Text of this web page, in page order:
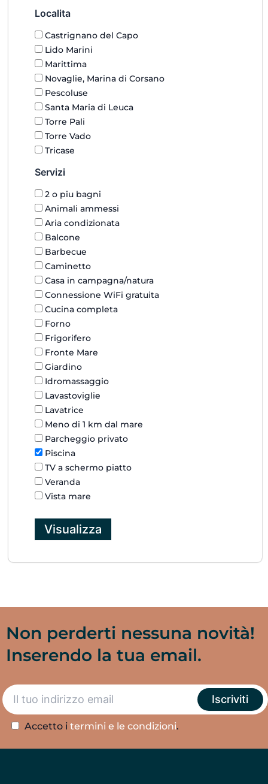
Localita
Castrignano del Capo
Lido Marini
Marittima
Novaglie, Marina di Corsano
Pescoluse
Santa Maria di Leuca
Torre Pali
Torre Vado
Tricase
Servizi
2 o piu bagni
Animali ammessi
Aria condizionata
Balcone
Barbecue
Caminetto
Casa in campagna/natura
Connessione WiFi gratuita
Cucina completa
Forno
Frigorifero
Fronte Mare
Giardino
Idromassaggio
Lavastoviglie
Lavatrice
Meno di 1 km dal mare
Parcheggio privato
Piscina
TV a schermo piatto
Veranda
Vista mare
Non perderti nessuna novità!
Inserendo la tua email.
Accetto itermini e le condizioni.